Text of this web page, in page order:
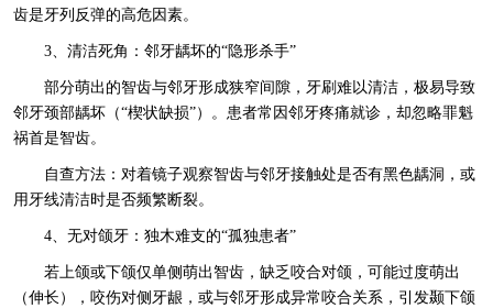
齿是牙列反弹的高危因素。
3、清洁死角：邻牙龋坏的“隐形杀手”
部分萌出的智齿与邻牙形成狭窄间隙，牙刷难以清洁，极易导致
邻牙颈部龋坏（“楔状缺损”）。患者常因邻牙疼痛就诊，却忽略罪魁
祸首是智齿。
自查方法：对着镜子观察智齿与邻牙接触处是否有黑色龋洞，或
用牙线清洁时是否频繁断裂。
4、无对颌牙：独木难支的“孤独患者”
若上颌或下颌仅单侧萌出智齿，缺乏咬合对颌，可能过度萌出
（伸长），咬伤对侧牙龈，或与邻牙形成异常咬合关系，引发颞下颌